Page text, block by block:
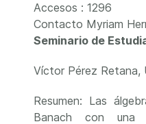
Accesos : 1296
Contacto Myriam
Seminario de
Víctor Pérez Retana,
Resumen: Las
Banach con una